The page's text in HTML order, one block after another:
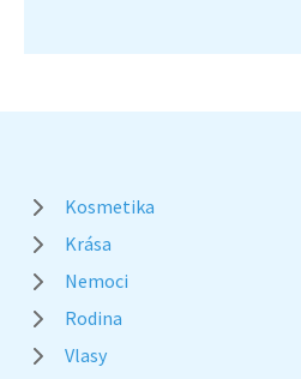
Kosmetika
Krása
Nemoci
Rodina
Vlasy